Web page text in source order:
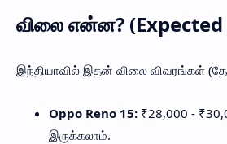
விலை என்ன? (Expected
இந்தியாவில் இதன் விலை விவரங்கள்
Oppo Reno 15: ₹28,000 -
இருக்கலாம்.